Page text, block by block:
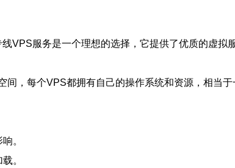
VPS服务是一个理想的选择，它提供了优质的虚拟
，每个VPS都拥有自己的操作系统和资源，相当
。
。